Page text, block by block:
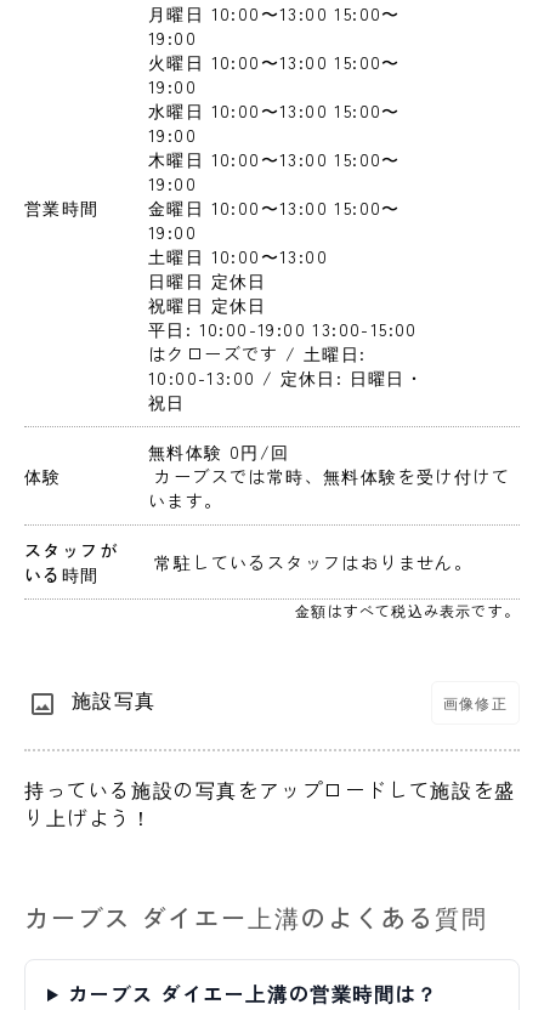
営業時間
月曜日 10:00〜13:00 15:00〜
19:00
火曜日 10:00〜13:00 15:00〜
19:00
水曜日 10:00〜13:00 15:00〜
19:00
木曜日 10:00〜13:00 15:00〜
19:00
金曜日 10:00〜13:00 15:00〜
19:00
土曜日 10:00〜13:00
日曜日 定休日
祝曜日 定休日
平日: 10:00-19:00 13:00-15:00
はクローズです / 土曜日:
10:00-13:00 / 定休日: 日曜日・
祝日
体験
無料体験 0円 /回
います。
スタッフが
いる時間
常駐しているスタッフはおりません。
金額はすべて税込み表示です。
施設写真 画像修正
持っている施設の写真をアップロードして施設を盛
り上げよう！
カーブス ダイエー上溝のよくある質問
カーブス ダイエー上溝の営業時間は？